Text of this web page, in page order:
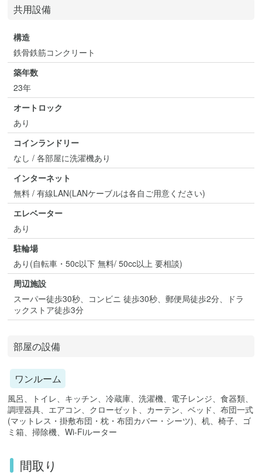
共用設備
構造
鉄骨鉄筋コンクリート
築年数
23年
オートロック
あり
コインランドリー
なし / 各部屋に洗濯機あり
インターネット
無料 / 有線LAN(LANケーブルは各自ご用意ください)
エレベーター
あり
駐輪場
あり(自転車・50c以下 無料/ 50cc以上 要相談)
周辺施設
スーパー徒歩30秒、コンビニ 徒歩30秒、郵便局徒歩2分、ドラ
ックストア徒歩3分
部屋の設備
ワンルーム
風呂、トイレ、キッチン、冷蔵庫、洗濯機、電子レンジ、食器類、
調理器具、エアコン、クローゼット、カーテン、ベッド、布団一式
(マットレス・掛敷布団・枕・布団カバー・シーツ)、机、椅子、ゴ
ミ箱、掃除機、Wi-Fiルーター
間取り